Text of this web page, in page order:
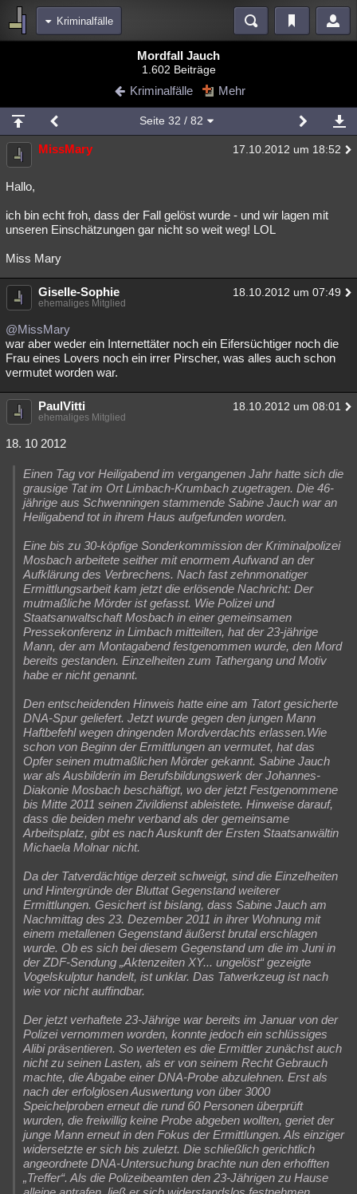
Kriminalfälle
Blogs Videos
Chat Wiki Neuigkeiten
meine Rubriken
Menschen Wissenschaft Mystery Kriminalfälle
Spiritualität
Natur Umfragen Unterhaltung
Philosophie
Astronomie Helpdesk Gaming Filme
Musik Clash
Übersichten
Besucht Teilgenommen
Lesenswert
Mordfall Jauch
1.602 Beiträge
Kriminalfälle Mehr
Seite 32 / 82
MissMary 17.10.2012 um 18:52
Hallo,
ich bin echt froh, dass der Fall gelöst wurde - und wir lagen mit
unseren Einschätzungen gar nicht so weit weg! LOL
Miss Mary
Giselle-Sophie 18.10.2012 um 07:49
ehemaliges Mitglied
@MissMary
war aber weder ein Internettäter noch ein Eifersüchtiger noch die
Frau eines Lovers noch ein irrer Pirscher, was alles auch schon
vermutet worden war.
PaulVitti 18.10.2012 um 08:01
ehemaliges Mitglied
18. 10 2012
Einen Tag vor Heiligabend im vergangenen Jahr hatte sich die
grausige Tat im Ort Limbach-Krumbach zugetragen. Die 46-
jährige aus Schwenningen stammende Sabine Jauch war an
Heiligabend tot in ihrem Haus aufgefunden worden.
Eine bis zu 30-köpfige Sonderkommission der Kriminalpolizei
Mosbach arbeitete seither mit enormem Aufwand an der
Aufklärung des Verbrechens. Nach fast zehnmonatiger
Ermittlungsarbeit kam jetzt die erlösende Nachricht: Der
mutmaßliche Mörder ist gefasst. Wie Polizei und
Staatsanwaltschaft Mosbach in einer gemeinsamen
Pressekonferenz in Limbach mitteilten, hat der 23-jährige
Mann, der am Montagabend festgenommen wurde, den Mord
bereits gestanden. Einzelheiten zum Tathergang und Motiv
habe er nicht genannt.
Den entscheidenden Hinweis hatte eine am Tatort gesicherte
DNA-Spur geliefert. Jetzt wurde gegen den jungen Mann
Haftbefehl wegen dringenden Mordverdachts erlassen.Wie
schon von Beginn der Ermittlungen an vermutet, hat das
Opfer seinen mutmaßlichen Mörder gekannt. Sabine Jauch
war als Ausbilderin im Berufsbildungswerk der Johannes-
Diakonie Mosbach beschäftigt, wo der jetzt Festgenommene
bis Mitte 2011 seinen Zivildienst ableistete. Hinweise darauf,
dass die beiden mehr verband als der gemeinsame
Arbeitsplatz, gibt es nach Auskunft der Ersten Staatsanwältin
Michaela Molnar nicht.
Da der Tatverdächtige derzeit schweigt, sind die Einzelheiten
und Hintergründe der Bluttat Gegenstand weiterer
Ermittlungen. Gesichert ist bislang, dass Sabine Jauch am
Nachmittag des 23. Dezember 2011 in ihrer Wohnung mit
einem metallenen Gegenstand äußerst brutal erschlagen
wurde. Ob es sich bei diesem Gegenstand um die im Juni in
der ZDF-Sendung „Aktenzeiten XY... ungelöst“ gezeigte
Vogelskulptur handelt, ist unklar. Das Tatwerkzeug ist nach
wie vor nicht auffindbar.
Der jetzt verhaftete 23-Jährige war bereits im Januar von der
Polizei vernommen worden, konnte jedoch ein schlüssiges
Alibi präsentieren. So werteten es die Ermittler zunächst auch
nicht zu seinen Lasten, als er von seinem Recht Gebrauch
machte, die Abgabe einer DNA-Probe abzulehnen. Erst als
nach der erfolglosen Auswertung von über 3000
Speichelproben erneut die rund 60 Personen überprüft
wurden, die freiwillig keine Probe abgeben wollten, geriet der
junge Mann erneut in den Fokus der Ermittlungen. Als einziger
widersetzte er sich bis zuletzt. Die schließlich gerichtlich
angeordnete DNA-Untersuchung brachte nun den erhofften
„Treffer“. Als die Polizeibeamten den 23-Jährigen zu Hause